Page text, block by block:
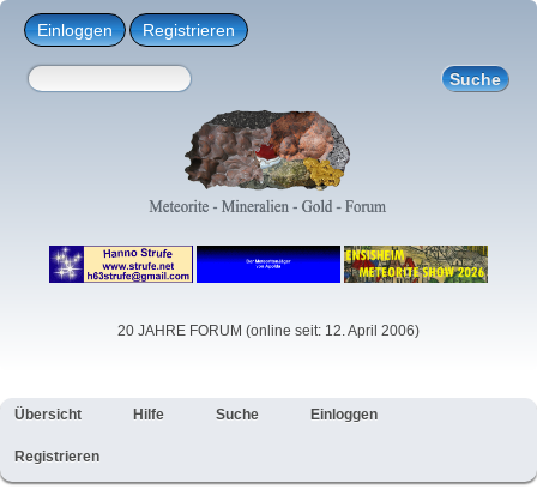
Einloggen Registrieren
20 JAHRE FORUM (online seit: 12. April 2006)
Übersicht Hilfe Suche Einloggen
Registrieren